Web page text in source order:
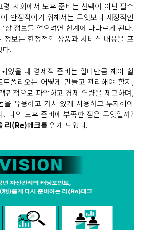
령 사회에서 노후 준비는 선택이 아닌 필수
안정적이기 위해서는 무엇보다 재정적인
상 정보를 얻으려면 한계에 다다르게 된다.
정보는 한정적인 상품과 서비스 내용을 포
다.
었을 때 경제적 준비는 얼마만큼 해야 할
폴리오는 어떻게 만들고 관리해야 할지,
관적으로 파악하고 경제 역량을 제고하며,
을 유용하고 가치 있게 사용하고 투자해야
. 나의 노후 준비에 부족한 점은 무엇일까?
리(Re)테크를 알게 되었다.